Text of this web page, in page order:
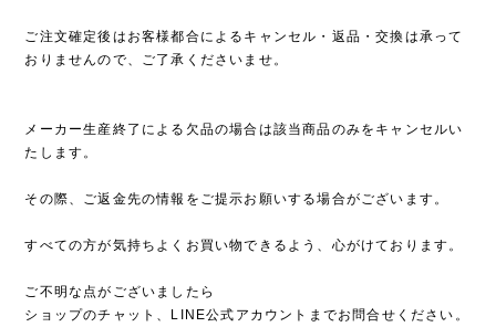
ご注文確定後はお客様都合によるキャンセル・返品・交換は承って
おりませんので、ご了承くださいませ。
メーカー生産終了による欠品の場合は該当商品のみをキャンセルい
たします。
その際、ご返金先の情報をご提示お願いする場合がございます。
すべての方が気持ちよくお買い物できるよう、心がけております。
ご不明な点がございましたら
ショップのチャット、LINE公式アカウントまでお問合せください。